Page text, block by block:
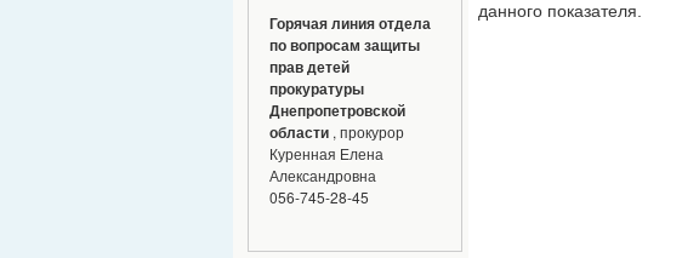
Горячая линия отдела
по вопросам защиты
прав детей
прокуратуры
Днепропетровской
области, прокурор
Куренная Елена
Александровна
056-745-28-45
данного показателя.